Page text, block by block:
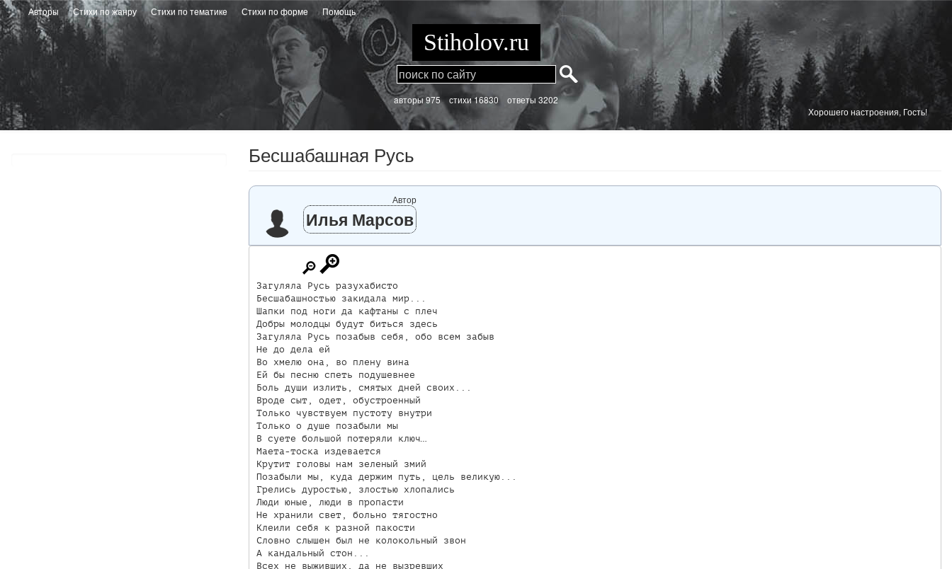
Перейти
к
основному
содержанию
Авторы Стихи по жанру Стихи по тематике Стихи по форме Помощь
Stiholov.ru
aвторы 975 стихи16830 ответы 3202
Хорошего настроения, Гость!
Бесшабашная Русь
Автор
Илья Марсов
Загуляла Русь разухабисто
Бесшабашностью закидала мир...
Шапки под ноги да кафтаны с плеч
Добры молодцы будут биться здесь
Загуляла Русь позабыв себя, обо всем забыв
Не до дела ей
Во хмелю она, во плену вина
Ей бы песню спеть подушевнее
Боль души излить, смятых дней своих...
Вроде сыт, одет, обустроенный
Только чувствуем пустоту внутри
Только о душе позабыли мы
В суете большой потеряли ключ…
Маета-тоска издевается
Крутит головы нам зеленый змий
Позабыли мы, куда держим путь, цель великую...
Грелись дуростью, злостью хлопались
Люди юные, люди в пропасти
Не хранили свет, больно тягостно
Клеили себя к разной пакости
Словно слышен был не колокольный звон
А кандальный стон...
Всех не выживших, да не вызревших